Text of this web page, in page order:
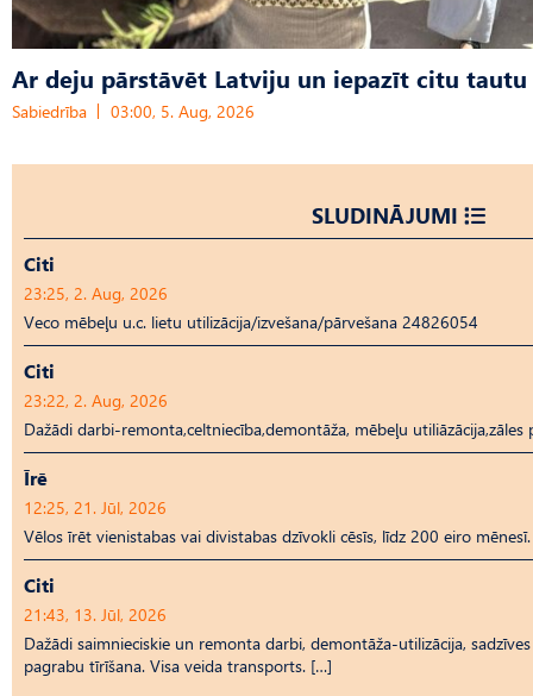
Ar deju pārstāvēt Latviju un iepazīt citu
Sabiedrība 03:00, 5. Aug, 2026
SLUDINĀJUMI
Citi
23:25, 2. Aug, 2026
Veco mēbeļu u.c. lietu utilizācija/izvešana/pārvešana 24826054
Citi
23:22, 2. Aug, 2026
Dažādi darbi-remonta,celtniecība,demontāža, mēbeļu
Īrē
12:25, 21. Jūl, 2026
Vēlos īrēt vienistabas vai divistabas dzīvokli cēsīs, līdz 200 eiro mēnesī.
Citi
21:43, 13. Jūl, 2026
Dažādi saimnieciskie un remonta darbi, demontāža-utilizācija,
pagrabu tīrīšana. Visa veida transports. […]